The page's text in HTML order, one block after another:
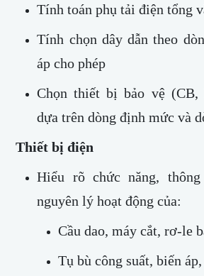
Tính toán phụ tải điện tổng
Tính chọn dây dẫn theo
áp cho phép
Chọn thiết bị bảo vệ
dựa trên dòng định mức và
Thiết bị điện
Hiểu rõ chức năng,
nguyên lý hoạt động của:
Cầu dao, máy cắt, rơ-le
Tụ bù công suất, biến